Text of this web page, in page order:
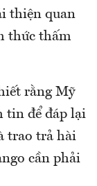
thiện quan
thức thấm
rằng Mỹ
tin để đáp lại
trao trả hài
cần phải